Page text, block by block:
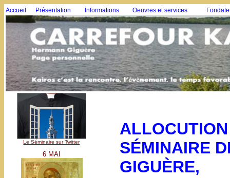
Accueil Présentation Informations Oeuvres et services
Le Séminaire sur Twitter
6 MAI
SÉMINAIRE
GIGUÈRE,